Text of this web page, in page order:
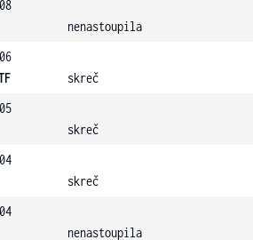
nenastoupila
skreč
skreč
skreč
nenastoupila